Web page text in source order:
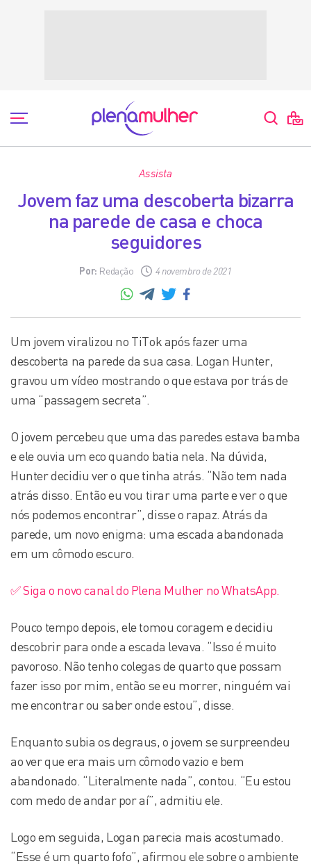
Assista
Jovem faz uma descoberta bizarra
na parede de casa e choca
seguidores
Por: Redação 4 novembro de 2021
Um jovem viralizou no TiTok após fazer uma
descoberta na parede da sua casa. Logan Hunter,
gravou um vídeo mostrando o que estava por trás de
uma “passagem secreta”.
O jovem percebeu que uma das paredes estava bamba
e ele ouvia um eco quando batia nela. Na dúvida,
Hunter decidiu ver o que tinha atrás. “Não tem nada
atrás disso. Então eu vou tirar uma parte e ver o que
nós podemos encontrar”, disse o rapaz. Atrás da
parede, um novo enigma: uma escada abandonada
em um cômodo escuro.
✅ Siga o novo canal do Plena Mulher no WhatsApp.
Pouco tempo depois, ele tomou coragem e decidiu
descobrir para onde a escada levava. “Isso é muito
pavoroso. Não tenho colegas de quarto que possam
fazer isso por mim, então se eu morrer, ninguém vai
me encontrar ou saber onde estou”, disse.
Enquanto subia os degraus, o jovem se surpreendeu
ao ver que era mais um cômodo vazio e bem
abandonado. “Literalmente nada”, contou. “Eu estou
com medo de andar por aí”, admitiu ele.
Logo em seguida, Logan parecia mais acostumado.
“Esse é um quarto fofo”, afirmou ele sobre o ambiente